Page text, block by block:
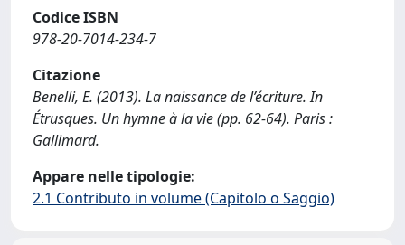
Codice ISBN
978-20-7014-234-7
Citazione
Benelli, E. (2013). La naissance de l’écriture. In
Étrusques. Un hymne à la vie (pp. 62-64). Paris :
Gallimard.
Appare nelle tipologie:
2.1 Contributo in volume (Capitolo o Saggio)